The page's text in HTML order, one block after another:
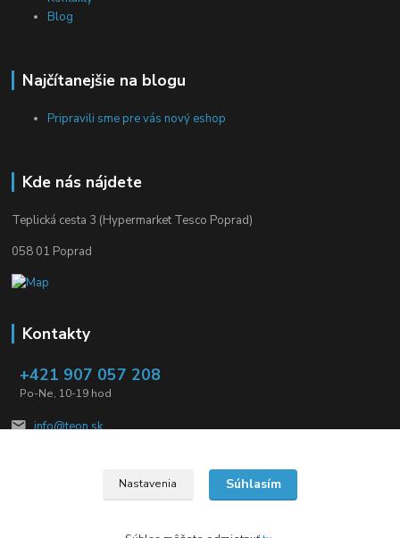
Blog
Najčítanejšie na blogu
Pripravili sme pre vás nový eshop
Kde nás nájdete
Teplická cesta 3 (Hypermarket Tesco Poprad)
058 01 Poprad
Kontakty
+421 907 057 208
Po-Ne, 10-19 hod
info@teon.sk
Nastavenia Súhlasím